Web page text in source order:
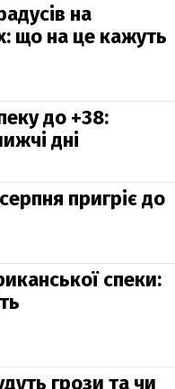
на
що на це кажуть
до +38:
дні
пригріє до
спеки:
грози та чи